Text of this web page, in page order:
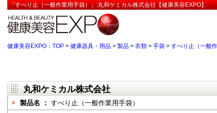
「すべり止（一般作業用手袋）」:丸和ケミカル株式会社【健康美容EXPO】
健康美容EXPO：TOP > 健康器具・用品 > 製品 > 衣類 > 手袋 > すべり止（一般
丸和ケミカル株式会社
製品名 ： すべり止（一般作業用手袋）